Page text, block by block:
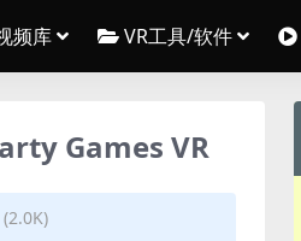
频库 VR工具/软件
Games VR